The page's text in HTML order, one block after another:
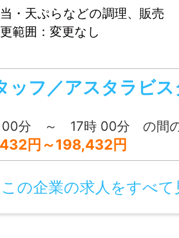
当・天ぷらなどの調理、販
囲：変更なし
分 ～ 17時 00分 の間
円～198,432円
この企業の求人をすべて